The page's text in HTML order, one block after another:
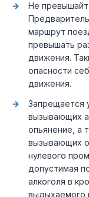
Не
маршрут
превышать
движения.
опасности
движения.
Запрещается
вызывающих
опьянение, а
вызывающих
нулевого
допустимая
алкоголя в
выдыхаемого